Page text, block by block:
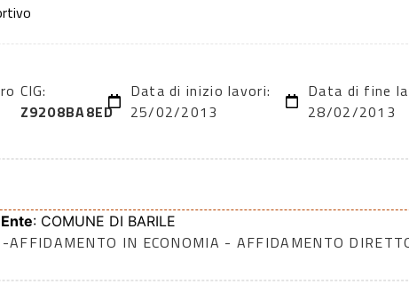
CIG:
Z9208BA8ED
Data di inizio lavori:
25/02/2013
Data di fine
28/02/2013
Ente: COMUNE DI BARILE
AFFIDAMENTO IN ECONOMIA - AFFIDAMENTO